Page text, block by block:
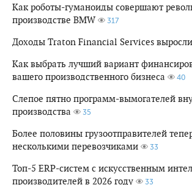
Как роботы-гуманоиды совершают
производстве BMW
317
Доходы Traton Financial Services
Как выбрать лучший вариант
вашего производственного бизнеса
40
Слепое пятно программ-вымогателей
производства
35
Более половины грузоотправителей
несколькими перевозчиками
33
Топ-5 ERP-систем с искусственным
производителей в 2026 году
33